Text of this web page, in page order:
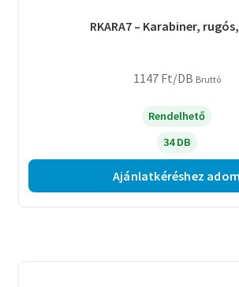
RKARA7 – Karabiner,
1147 Ft/DB Bruttó
Rendelhető
34 DB
Ajánlatkéréshez adom